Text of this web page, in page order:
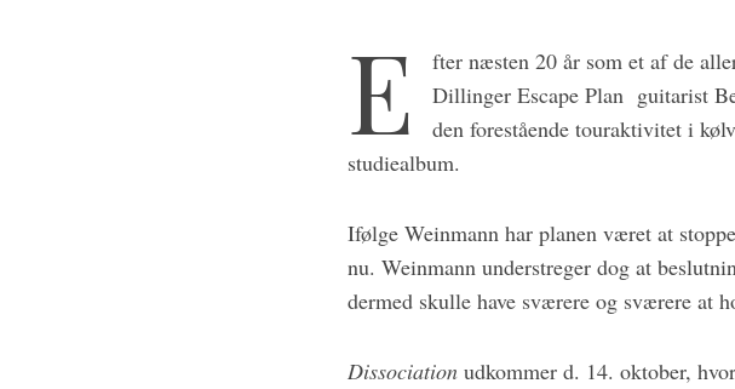
E
fter næsten 20 år som et af de
Dillinger Escape Plan guitarist
den forestående touraktivitet i
studiealbum.
Ifølge Weinmann har planen været at
nu. Weinmann understreger dog at
dermed skulle have sværere og sværere
Dissociation udkommer d. 14. oktober,